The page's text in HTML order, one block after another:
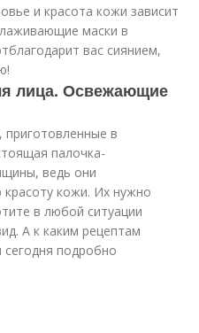
и красота кожи зависит
маски в
вас сиянием,
лица. Освежающие
в
палочка-
ведь они
кожи. Их нужно
в любой ситуации
А к каким рецептам
подробно